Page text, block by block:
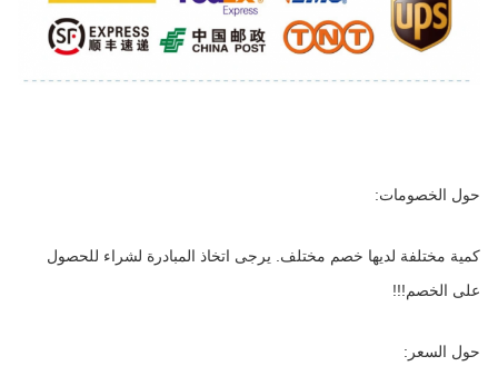
حول الخصومات:
على الخصم!!!
حول السعر: